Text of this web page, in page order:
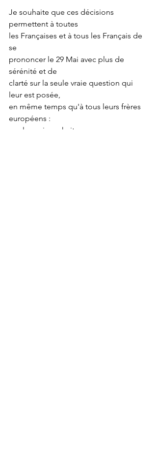
Je souhaite que ces décisions
permettent à toutes
les Françaises et à tous les Français de
se
prononcer le 29 Mai avec plus de
sérénité et de
clarté sur la seule vraie question qui
leur est posée,
en même temps qu'à tous leurs frères
européens :
quel avenir souhaitez vous pour